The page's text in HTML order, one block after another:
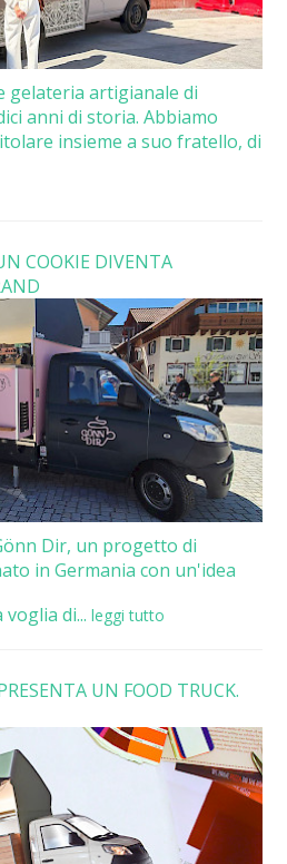
gelateria artigianale di
anni di storia. Abbiamo
insieme a suo fratello, di
COOKIE DIVENTA
Dir, un progetto di
in Germania con un'idea
di... leggi tutto
UN FOOD TRUCK.